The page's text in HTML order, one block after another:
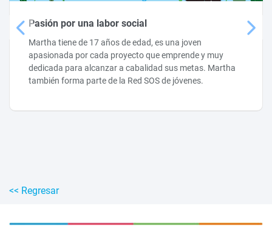
Pasión por una labor social
Martha tiene de 17 años de edad, es una joven
apasionada por cada proyecto que emprende y muy
dedicada para alcanzar a cabalidad sus metas. Martha
también forma parte de la Red SOS de jóvenes.
<< Regresar